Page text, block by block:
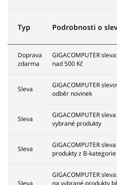
Typ Podrobnosti o
Doprava
zdarma
GIGACOMPUTER
nad 500 Kč
Sleva
GIGACOMPUTER
odběr novinek
Sleva
GIGACOMPUTER
vybrané produkty
Sleva
GIGACOMPUTER
produkty z B-kategorie
GIGACOMPUTER